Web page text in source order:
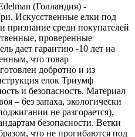
(Голландия) -
Искусственные елки под
признание среди покупателей
проверенные
дает гарантию -10 лет на
что товар
добротно и из
елок Триумф
и безопасность. Материал
– без запаха, экологически
не разгорается),
безопасности. Ветки
что не прогибаются под